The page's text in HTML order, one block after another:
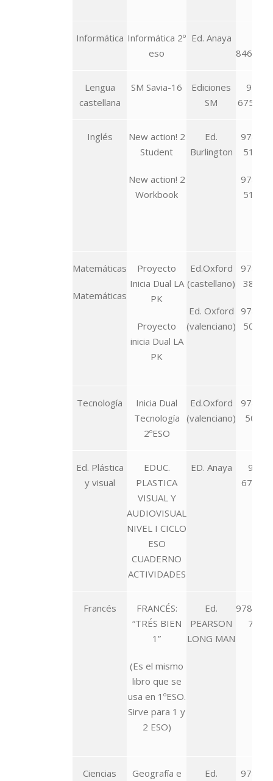
Informática Informática 2º
eso
Ed. Anaya
Lengua
castellana
SM Savia-16
Ediciones
SM
978-
6758-
Inglés
New action! 2
Student
New action! 2
Workbook
Ed.
Burlington
978-
51-
978-
51-
Matemáticas
Matemáticas
Proyecto
Inicia Dual LA
PK
Proyecto
inicia Dual LA
PK
Ed.Oxford
(castellano)
Ed. Oxford
(valenciano)
978-
38-
978-
50-
Tecnología
Inicia Dual
Tecnología
2ºESO
Ed.Oxford
(valenciano)
978-
50-
Ed. Plástica
y visual
EDUC.
PLASTICA
VISUAL Y
AUDIOVISUAL
NIVEL I CICLO
ESO
CUADERNO
ACTIVIDADES
ED. Anaya
978-
Francés
FRANCÉS:
“TRÉS BIEN
1”
(Es el mismo
libro que se
usa en 1ºESO.
Sirve para 1 y
2 ESO)
Ed.
PEARSON
LONG MAN
978-84-
Ciencias Geografía e Ed. 978-